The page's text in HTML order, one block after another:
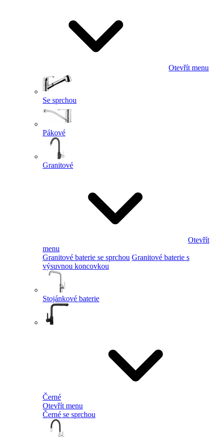
Otevřít menu
Se sprchou
Pákové
Granitové
Otevřít
menu
Granitové baterie se sprchou Granitové baterie s
výsuvnou koncovkou
Stojánkové baterie
Černé
Otevřít menu
Černé se sprchou